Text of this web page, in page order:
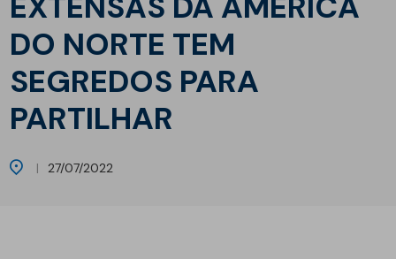
DO NORTE TEM
SEGREDOS PARA
PARTILHAR
27/07/2022